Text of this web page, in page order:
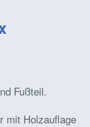
Fußteil.
mit Holzauflage